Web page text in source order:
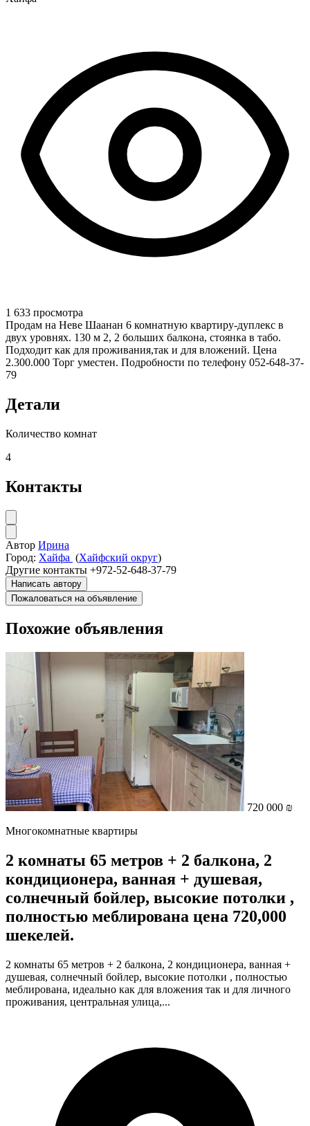
1 633 просмотра
Продам на Неве Шаанан 6 комнатную квартиру-дуплекс в
двух уровнях. 130 м 2, 2 больших балкона, стоянка в табо.
Подходит как для проживания,так и для вложений. Цена
2.300.000 Торг уместен. Подробности по телефону 052-648-37-
79
Детали
Количество комнат
4
Контакты
Автор Ирина
Город: Хайфа (Хайфский округ)
Другие контакты +972-52-648-37-79
Написать автору
Пожаловаться на объявление
Похожие объявления
720 000 ₪
Многокомнатные квартиры
2 комнаты 65 метров + 2 балкона, 2
кондиционера, ванная + душевая,
солнечный бойлер, высокие потолки ,
полностью меблирована цена 720,000
шекелей.
2 комнаты 65 метров + 2 балкона, 2 кондиционера, ванная +
душевая, солнечный бойлер, высокие потолки , полностью
меблирована, идеально как для вложения так и для личного
проживания, центральная улица,...